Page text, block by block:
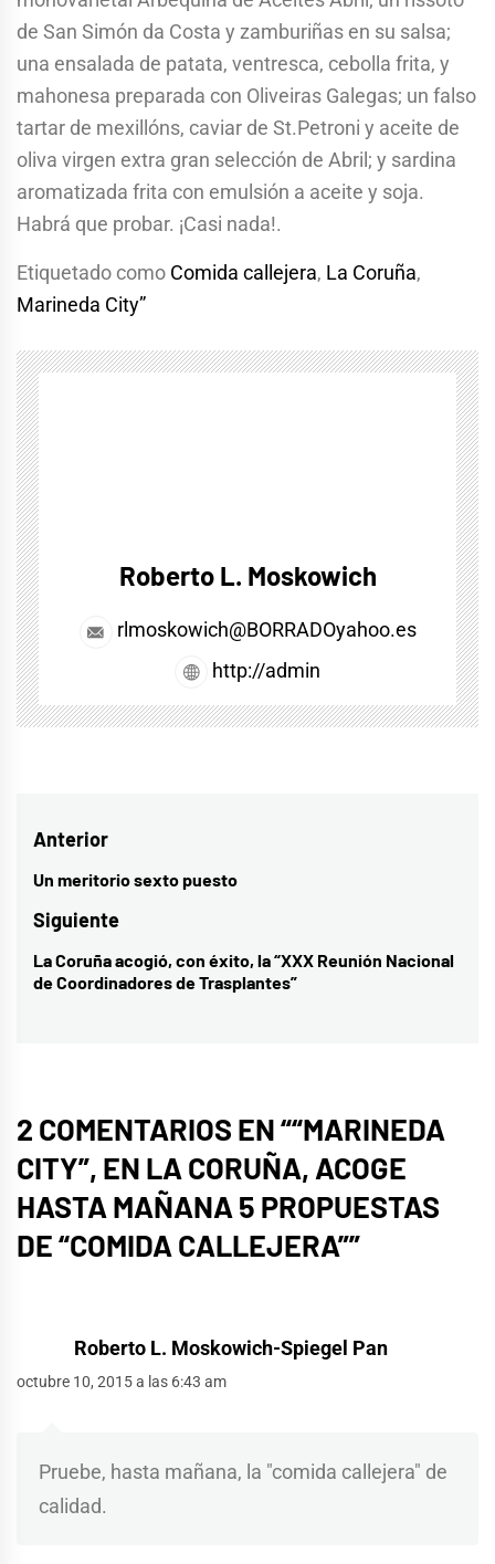
de San Simón da Costa y zamburiñas en su salsa;
una ensalada de patata, ventresca, cebolla frita, y
mahonesa preparada con Oliveiras Galegas; un falso
tartar de mexillóns, caviar de St.Petroni y aceite de
oliva virgen extra gran selección de Abril; y sardina
aromatizada frita con emulsión a aceite y soja.
Habrá que probar. ¡Casi nada!.
Etiquetado como Comida callejera, La Coruña,
Marineda City”
Roberto L. Moskowich
rlmoskowich@BORRADOyahoo.es
http://admin
Navegación
de
entradas
Anterior
Entrada
anterior:
Un meritorio sexto puesto
Siguiente
Entrada
siguiente:
La Coruña acogió, con éxito, la “XXX Reunión Nacional
de Coordinadores de Trasplantes”
2 COMENTARIOS EN ““MARINEDA
CITY”, EN LA CORUÑA, ACOGE
HASTA MAÑANA 5 PROPUESTAS
DE “COMIDA CALLEJERA””
Roberto L. Moskowich-Spiegel Pan
octubre 10, 2015 a las 6:43 am
Pruebe, hasta mañana, la "comida callejera" de
calidad.